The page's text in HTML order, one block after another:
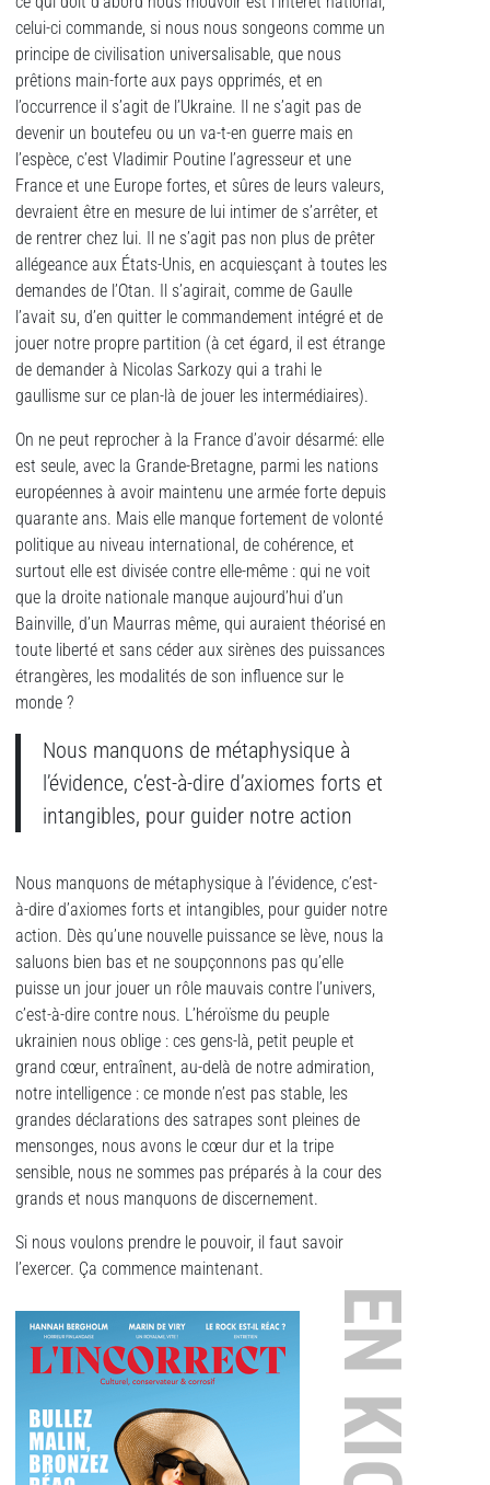
celui-ci commande, si nous nous songeons comme un
principe de civilisation universalisable, que nous
prêtions main-forte aux pays opprimés, et en
l’occurrence il s’agit de l’Ukraine. Il ne s’agit pas de
devenir un boutefeu ou un va-t-en guerre mais en
l’espèce, c’est Vladimir Poutine l’agresseur et une
France et une Europe fortes, et sûres de leurs valeurs,
devraient être en mesure de lui intimer de s’arrêter, et
de rentrer chez lui. Il ne s’agit pas non plus de prêter
allégeance aux États-Unis, en acquiesçant à toutes les
demandes de l’Otan. Il s’agirait, comme de Gaulle
l’avait su, d’en quitter le commandement intégré et de
jouer notre propre partition (à cet égard, il est étrange
de demander à Nicolas Sarkozy qui a trahi le
gaullisme sur ce plan-là de jouer les intermédiaires).
On ne peut reprocher à la France d’avoir désarmé: elle
est seule, avec la Grande-Bretagne, parmi les nations
européennes à avoir maintenu une armée forte depuis
quarante ans. Mais elle manque fortement de volonté
politique au niveau international, de cohérence, et
surtout elle est divisée contre elle-même : qui ne voit
que la droite nationale manque aujourd’hui d’un
Bainville, d’un Maurras même, qui auraient théorisé en
toute liberté et sans céder aux sirènes des puissances
étrangères, les modalités de son influence sur le
monde ?
Nous manquons de métaphysique à
l’évidence, c’est-à-dire d’axiomes forts et
intangibles, pour guider notre action
Nous manquons de métaphysique à l’évidence, c’est-
à-dire d’axiomes forts et intangibles, pour guider notre
action. Dès qu’une nouvelle puissance se lève, nous la
saluons bien bas et ne soupçonnons pas qu’elle
puisse un jour jouer un rôle mauvais contre l’univers,
c’est-à-dire contre nous. L’héroïsme du peuple
ukrainien nous oblige : ces gens-là, petit peuple et
grand cœur, entraînent, au-delà de notre admiration,
notre intelligence : ce monde n’est pas stable, les
grandes déclarations des satrapes sont pleines de
mensonges, nous avons le cœur dur et la tripe
sensible, nous ne sommes pas préparés à la cour des
grands et nous manquons de discernement.
Si nous voulons prendre le pouvoir, il faut savoir
l’exercer. Ça commence maintenant.